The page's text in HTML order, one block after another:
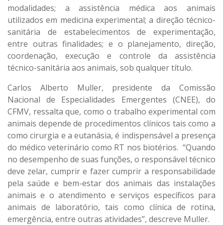
modalidades; a assistência médica aos animais
utilizados em medicina experimental; a direção técnico-
sanitária de estabelecimentos de experimentação,
entre outras finalidades; e o planejamento, direção,
coordenação, execução e controle da assistência
técnico-sanitária aos animais, sob qualquer título.
Carlos Alberto Muller, presidente da Comissão
Nacional de Especialidades Emergentes (CNEE), do
CFMV, ressalta que, como o trabalho experimental com
animais depende de procedimentos clínicos tais como a
como cirurgia e a eutanásia, é indispensável a presença
do médico veterinário como RT nos biotérios. “Quando
no desempenho de suas funções, o responsável técnico
deve zelar, cumprir e fazer cumprir a responsabilidade
pela saúde e bem-estar dos animais das instalações
animais e o atendimento e serviços específicos para
animais de laboratório, tais como clínica de rotina,
emergência, entre outras atividades”, descreve Muller.